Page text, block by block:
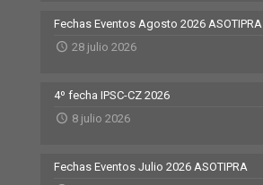
Fechas Eventos Agosto 2026 ASOTIPRA
28 julio 2026
4º fecha IPSC-CZ 2026
8 julio 2026
Fechas Eventos Julio 2026 ASOTIPRA